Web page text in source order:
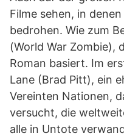
Filme sehen, in
bedrohen. Wie zum
(World War Zombie),
Roman basiert. Im
Lane (Brad Pitt), ein
Vereinten Nationen,
versucht, die
alle in Untote